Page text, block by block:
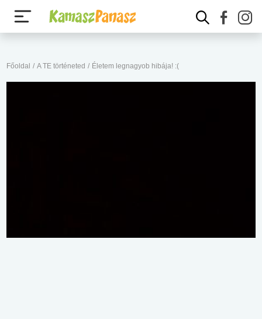
Főoldal / A TE történeted / Életem legnagyob hibája! :(